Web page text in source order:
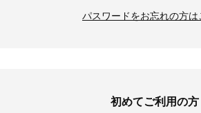
パスワードをお忘れの方は
初めてご利用の方